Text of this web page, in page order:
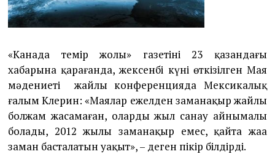
«Канада темір жолы» газетінің 23 қазандағы
хабарына қарағанда, жексенбі күні өткізілген Мая
мәдениеті жайлы конференцияда Мексикалық
ғалым Клерин: «Маялар ежелден заманақыр жайлы
болжам жасамаған, олардың жыл санау айнымалы
болады, 2012 жылы заманақыр емес, қайта жаңа
заман басталатын уақыт», – деген пікір білдірді.